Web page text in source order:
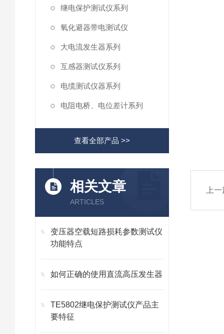
继电保护测试仪系列
氧化避器带电测试仪
大电流发生器系列
互感器测试仪系列
电缆测试仪器系列
电阻电桥、电位差计系列
查看全部产品 >>
相关文章
ARTICLES
变压器空载短路损耗参数测试仪
功能特点
如何正确的使用直流高压发生器
TE5802继电保护测试仪产品主
要特征
上